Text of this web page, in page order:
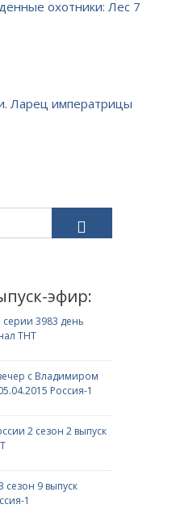
охотники: Лес 7
Ларец императрицы
эфир:
3983 день
ТНТ
с Владимиром
Россия-1
2 сезон 2 выпуск
9 выпуск
1